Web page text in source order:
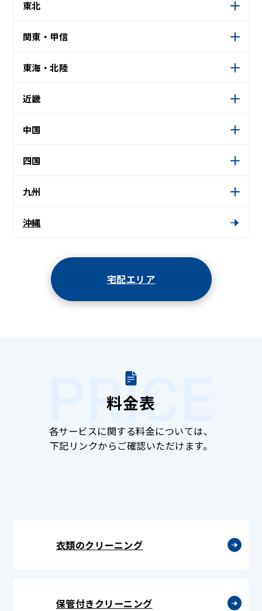
東北
関東・甲信
東海・北陸
近畿
中国
四国
九州
沖縄
宅配エリア
PRICE
料金表
各サービスに関する料金については、
下記リンクからご確認いただけます。
衣類のクリーニング
保管付きクリーニング